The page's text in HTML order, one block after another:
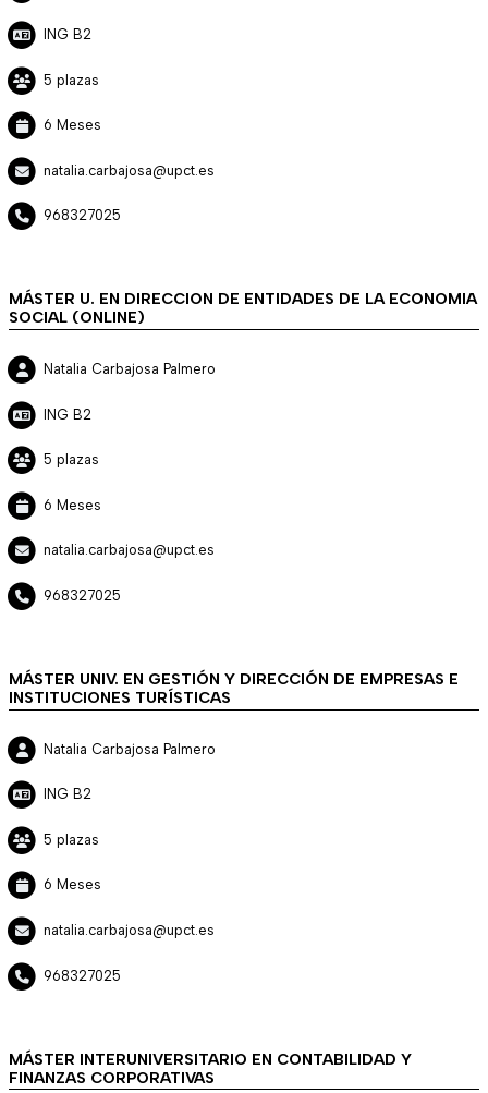
ING B2
5 plazas
6 Meses
natalia.carbajosa@upct.es
968327025
MÁSTER U. EN DIRECCION DE ENTIDADES DE LA ECONOMIA
SOCIAL (ONLINE)
Natalia Carbajosa Palmero
ING B2
5 plazas
6 Meses
natalia.carbajosa@upct.es
968327025
MÁSTER UNIV. EN GESTIÓN Y DIRECCIÓN DE EMPRESAS E
INSTITUCIONES TURÍSTICAS
Natalia Carbajosa Palmero
ING B2
5 plazas
6 Meses
natalia.carbajosa@upct.es
968327025
MÁSTER INTERUNIVERSITARIO EN CONTABILIDAD Y
FINANZAS CORPORATIVAS